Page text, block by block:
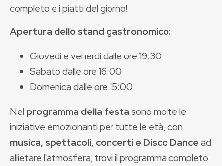
completo e i piatti del giorno!
Apertura dello stand gastronomico:
Giovedì e venerdì dalle ore 19:30
Sabato dalle ore 16:00
Domenica dalle ore 15:00
Nel programma della festasono molte le
iniziative emozionanti per tutte le età, con
musica, spettacoli, concerti e Disco Dancead
allietare l'atmosfera; trovi il programma completo